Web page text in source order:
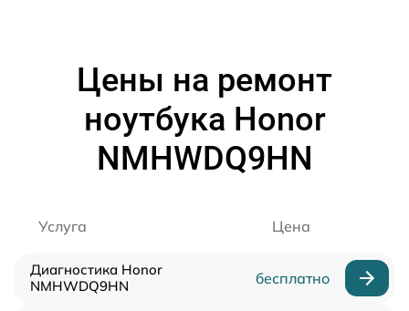
Цены на ремонт
ноутбука Honor
NMHWDQ9HN
Услуга Цена
Диагностика Honor
NMHWDQ9HN
бесплатно